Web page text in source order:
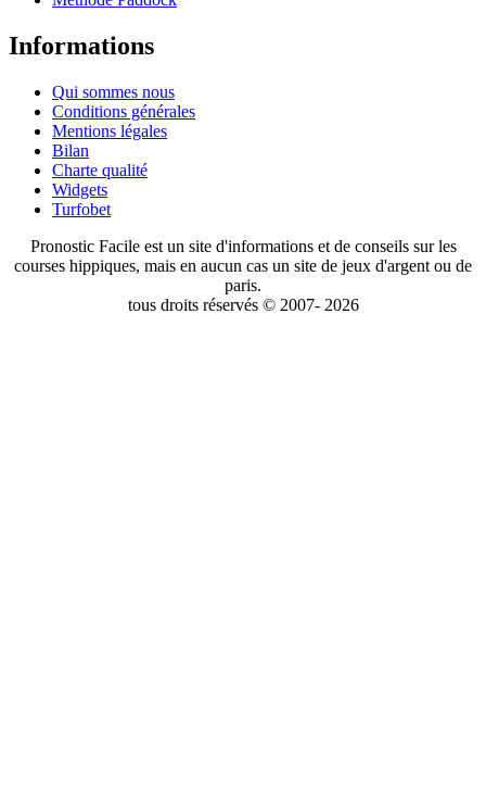
Informations
Qui sommes nous
Conditions générales
Mentions légales
Bilan
Charte qualité
Widgets
Turfobet
Pronostic Facile est un site d'informations et de conseils sur les
courses hippiques, mais en aucun cas un site de jeux d'argent ou de
paris.
tous droits réservés © 2007- 2026